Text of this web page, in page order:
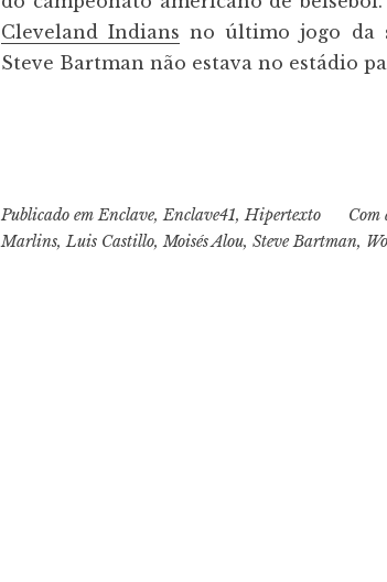
Cleveland Indians no último jogo da
Steve Bartman não estava no estádio
Publicado emEnclave,Enclave41,Hipertexto Com
Marlins,Luis Castillo,Moisés Alou,Steve Bartman,